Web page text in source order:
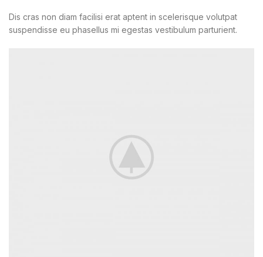
Dis cras non diam facilisi erat aptent in scelerisque volutpat
suspendisse eu phasellus mi egestas vestibulum parturient.